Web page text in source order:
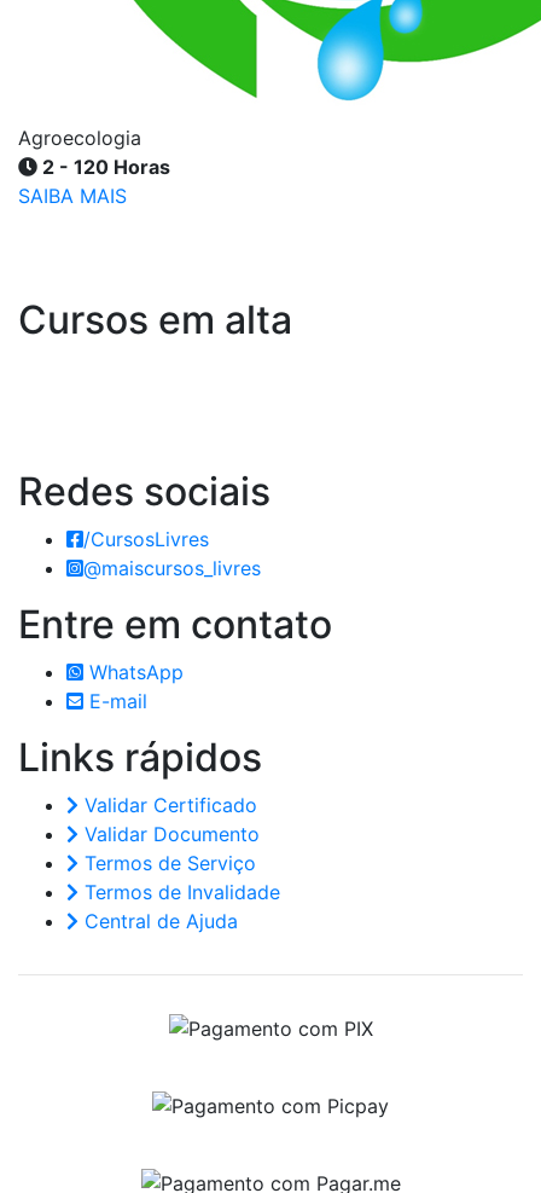
Agroecologia
2 - 120 Horas
SAIBA MAIS
Cursos em alta
Redes sociais
/CursosLivres
@maiscursos_livres
Entre em contato
WhatsApp
E-mail
Links rápidos
Validar Certificado
Validar Documento
Termos de Serviço
Termos de Invalidade
Central de Ajuda